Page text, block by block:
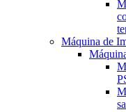
Máquina de